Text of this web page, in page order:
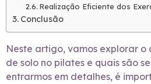
Realização Eficiente dos
Conclusão
Neste artigo, vamos explorar o
de solo no pilates e quais são
entrarmos em detalhes, é